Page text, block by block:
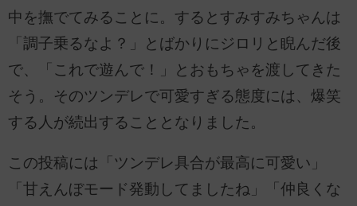
中を撫でてみることに。するとすみすみちゃんは
「調子乗るなよ？」とばかりにジロリと睨んだ後
で、「これで遊んで！」とおもちゃを渡してきた
そう。そのツンデレで可愛すぎる態度には、爆笑
する人が続出することとなりました。
この投稿には「ツンデレ具合が最高に可愛い」
「甘えんぼモード発動してましたね」「仲良くな